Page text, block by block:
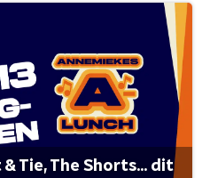
Tie, The Shorts... dit